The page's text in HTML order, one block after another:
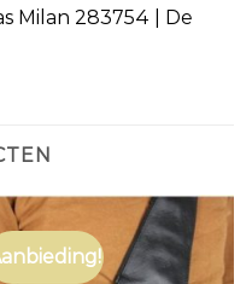
Milan 283754 | De